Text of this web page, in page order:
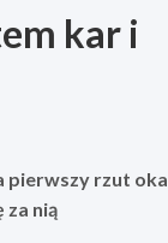
kar i
pierwszy rzut oka
za nią